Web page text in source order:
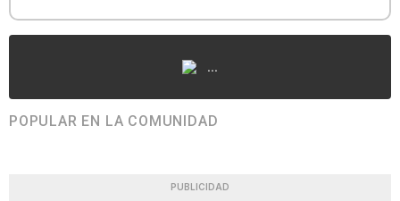
...
POPULAR EN LA COMUNIDAD
PUBLICIDAD